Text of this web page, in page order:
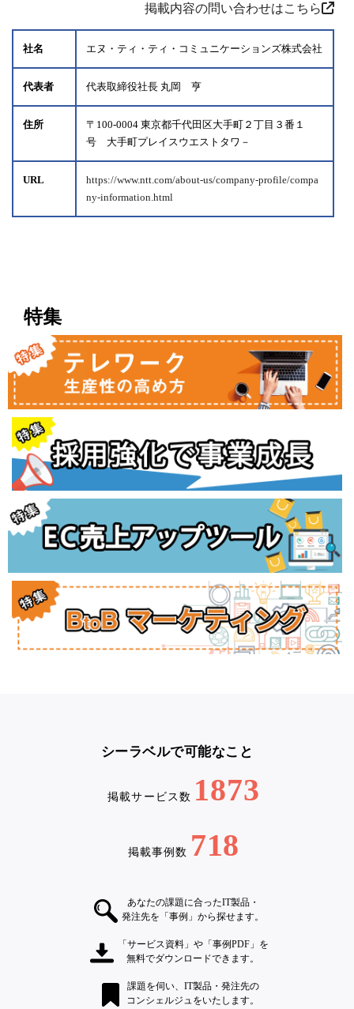
掲載内容の問い合わせはこちら
社名 エヌ・ティ・ティ・コミュニケーションズ株式会社
代表者 代表取締役社長 丸岡 亨
住所
〒100-0004 東京都千代田区大手町２丁目３番１
号 大手町プレイスウエストタワ－
URL
https://www.ntt.com/about-us/company-profile/compa
ny-information.html
特集
シーラベルで可能なこと
掲載サービス数 1873
掲載事例数 718
あなたの課題に合ったIT製品・
発注先を「事例」から探せます。
「サービス資料」や「事例PDF」を
無料でダウンロードできます。
課題を伺い、IT製品・発注先の
コンシェルジュをいたします。